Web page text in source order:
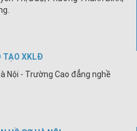
TẠO XKLĐ
Nội - Trường Cao đẳng nghề